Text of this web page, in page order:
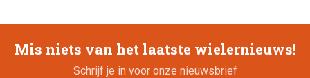
Mis niets van het laatste wielernieuws!
Schrijf je in voor onze nieuwsbrief